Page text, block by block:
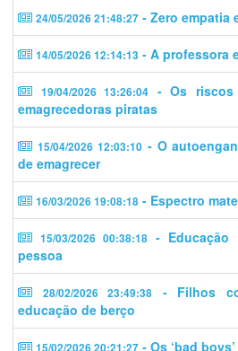
24/05/2026 21:48:27 - Zero empatia
14/05/2026 12:14:13 - A professora
19/04/2026 13:26:04 - Os riscos
emagrecedoras piratas
15/04/2026 12:03:10- O
de emagrecer
16/03/2026 19:08:18 - Espectro
15/03/2026 00:38:18 -
pessoa
28/02/2026 23:49:38 - Filhos
educação de berço
- Os ‘bad